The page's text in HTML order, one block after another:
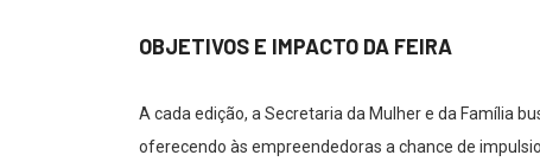
OBJETIVOS E IMPACTO DA FEIRA
A cada edição, a Secretaria da Mulher e da Família
oferecendo às empreendedoras a chance de